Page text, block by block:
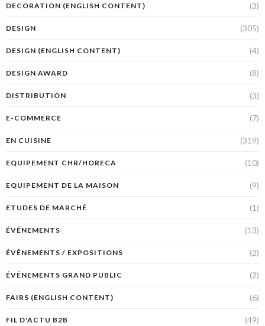
DECORATION (ENGLISH CONTENT) (3)
DESIGN (305)
DESIGN (ENGLISH CONTENT) (4)
DESIGN AWARD (8)
DISTRIBUTION (3)
E-COMMERCE (7)
EN CUISINE (319)
EQUIPEMENT CHR/HORECA (10)
EQUIPEMENT DE LA MAISON (9)
ETUDES DE MARCHÉ (1)
ÉVÉNEMENTS (13)
ÉVÉNEMENTS / EXPOSITIONS (2)
ÉVÉNEMENTS GRAND PUBLIC (2)
FAIRS (ENGLISH CONTENT) (6)
FIL D'ACTU B2B (49)